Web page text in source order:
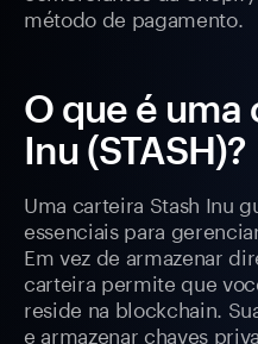
método de pagamento.
O que é uma
Inu (STASH)?
Uma carteira Stash Inu
essenciais para
Em vez de armazenar
carteira permite que
reside na blockchain.
e armazenar chaves